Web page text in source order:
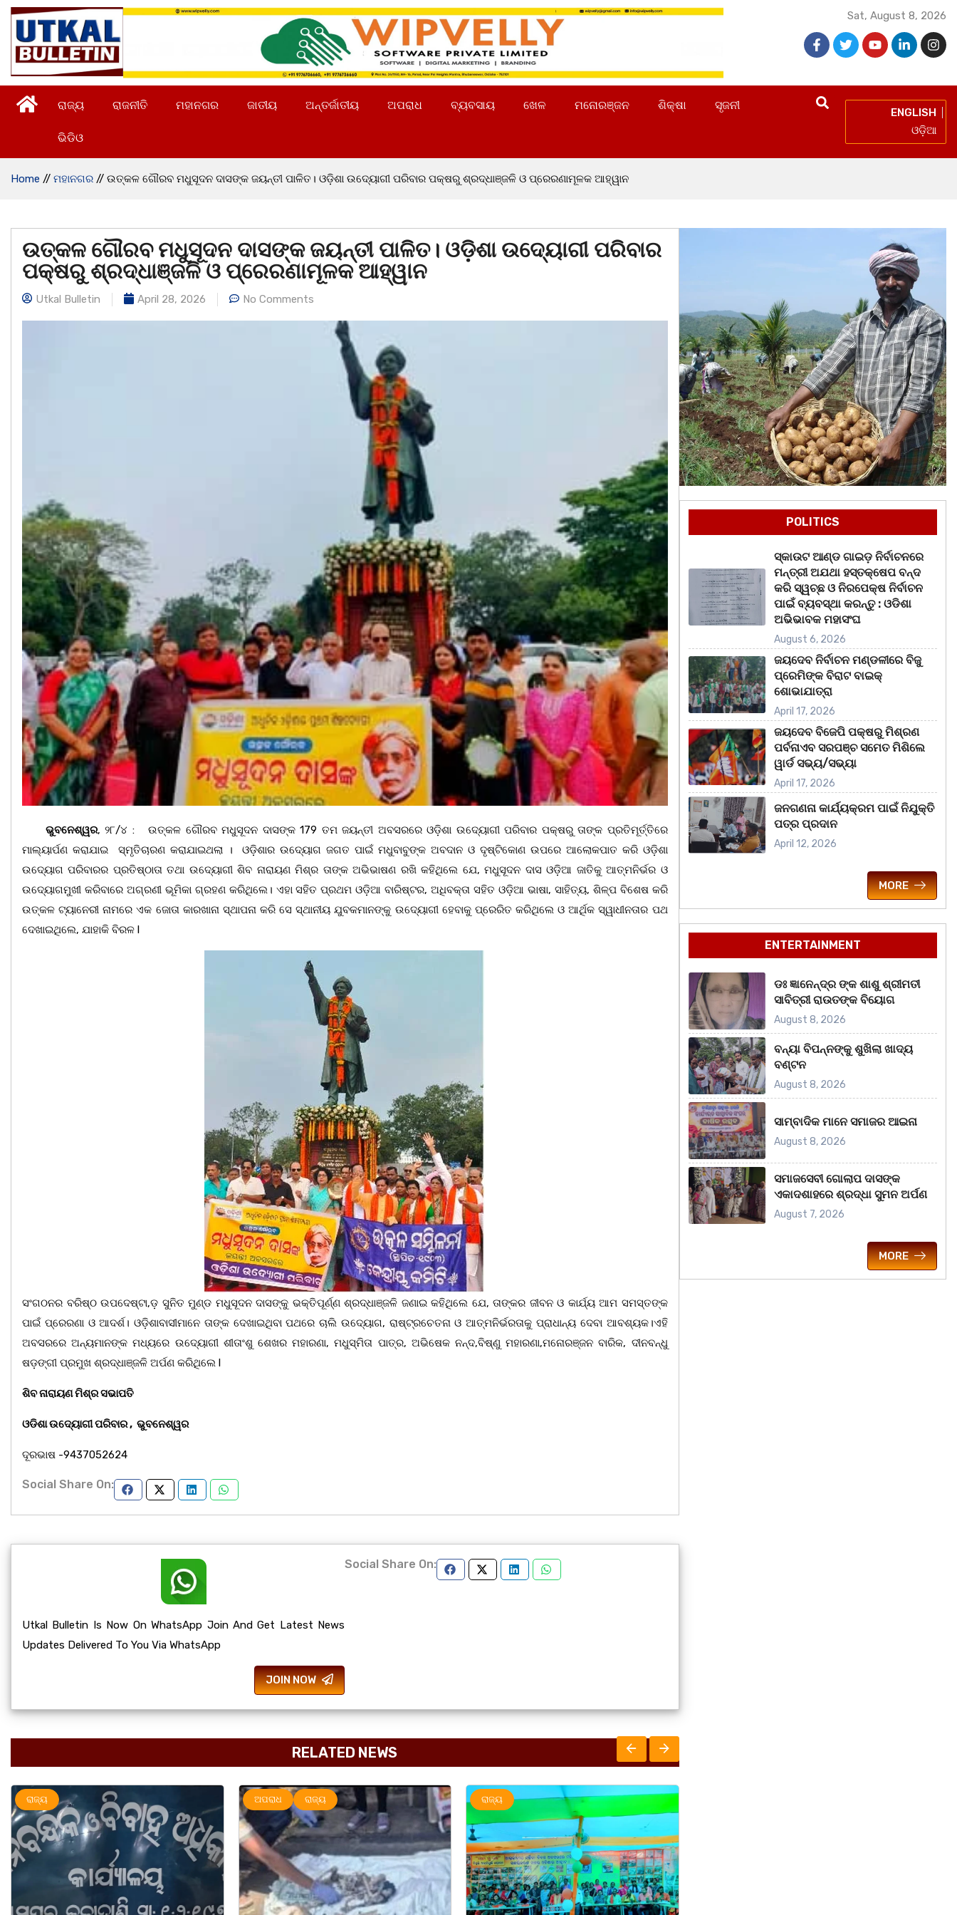
Sat, August 8, 2026
ରାଜ୍ୟ ରାଜନୀତି ମହାନଗର ଜାତୀୟ ଅନ୍ତର୍ଜାତୀୟ ଅପରାଧ ବ୍ୟବସାୟ ଖେଳ ମନୋରଞ୍ଜନ ଶିକ୍ଷା ସୃଜନୀ
ଭିଡିଓ
ENGLISH
ଓଡ଼ିଆ
Home // ମହାନଗର // ଉତ୍କଳ ଗୌରବ ମଧୁସୂଦନ ଦାସଙ୍କ ଜୟନ୍ତୀ ପାଳିତ। ଓଡ଼ିଶା ଉଦ୍ୟୋଗୀ ପରିବାର ପକ୍ଷରୁ ଶ୍ରଦ୍ଧାଞ୍ଜଳି ଓ ପ୍ରେରଣାମୂଳକ ଆହ୍ୱାନ
ଉତ୍କଳ ଗୌରବ ମଧୁସୂଦନ ଦାସଙ୍କ ଜୟନ୍ତୀ ପାଳିତ। ଓଡ଼ିଶା ଉଦ୍ୟୋଗୀ ପରିବାର
ପକ୍ଷରୁ ଶ୍ରଦ୍ଧାଞ୍ଜଳି ଓ ପ୍ରେରଣାମୂଳକ ଆହ୍ୱାନ
Utkal Bulletin April 28, 2026 No Comments
ଭୁବନେଶ୍ୱର, ୨୮/୪ : ଉତ୍କଳ ଗୌରବ ମଧୁସୂଦନ ଦାସଙ୍କ 179 ତମ ଜୟନ୍ତୀ ଅବସରରେ ଓଡ଼ିଶା ଉଦ୍ୟୋଗୀ ପରିବାର ପକ୍ଷରୁ ତାଙ୍କ ପ୍ରତିମୂର୍ତ୍ତିରେ
ମାଲ୍ୟାର୍ପଣ କରାଯାଇ ସ୍ମୃତିଚାରଣ କରାଯାଇଥଲା । ଓଡ଼ିଶାର ଉଦ୍ୟୋଗ ଜଗତ ପାଇଁ ମଧୁବାବୁଙ୍କ ଅବଦାନ ଓ ଦୃଷ୍ଟିକୋଣ ଉପରେ ଆଲୋକପାତ କରି ଓଡ଼ିଶା
ଉଦ୍ୟୋଗ ପରିବାରର ପ୍ରତିଷ୍ଠାତା ତଥା ଉଦ୍ୟୋଗୀ ଶିବ ନାରାୟଣ ମିଶ୍ର ତାଙ୍କ ଅଭିଭାଷଣ ରଖି କହିଥିଲେ ଯେ, ମଧୁସୂଦନ ଦାସ ଓଡ଼ିଆ ଜାତିକୁ ଆତ୍ମନିର୍ଭର ଓ
ଉଦ୍ୟୋଗମୁଖୀ କରିବାରେ ଅଗ୍ରଣୀ ଭୂମିକା ଗ୍ରହଣ କରିଥିଲେ। ଏହା ସହିତ ପ୍ରଥମ ଓଡ଼ିଆ ବାରିଷ୍ଟର, ଅଧିବକ୍ତା ସହିତ ଓଡ଼ିଆ ଭାଷା, ସାହିତ୍ୟ, ଶିଳ୍ପ ବିଶେଷ କରି
ଉତ୍କଳ ଟ୍ୟାନେରୀ ନାମରେ ଏକ ଜୋତା କାରଖାନା ସ୍ଥାପନା କରି ସେ ସ୍ଥାନୀୟ ଯୁବକମାନଙ୍କୁ ଉଦ୍ୟୋଗୀ ହେବାକୁ ପ୍ରେରିତ କରିଥିଲେ ଓ ଆର୍ଥିକ ସ୍ୱାଧୀନତାର ପଥ
ଦେଖାଇଥିଲେ, ଯାହାକି ବିରଳ l
ସଂଗଠନର ବରିଷ୍ଠ ଉପଦେଷ୍ଟା,ଡ଼ ସୁନିତ ମୁଣ୍ଡ ମଧୁସୂଦନ ଦାସଙ୍କୁ ଭକ୍ତିପୂର୍ଣ୍ଣ ଶ୍ରଦ୍ଧାଞ୍ଜଳି ଜଣାଇ କହିଥିଲେ ଯେ, ତାଙ୍କର ଜୀବନ ଓ କାର୍ଯ୍ୟ ଆମ ସମସ୍ତଙ୍କ
ପାଇଁ ପ୍ରେରଣା ଓ ଆଦର୍ଶ। ଓଡ଼ିଶାବାସୀମାନେ ତାଙ୍କ ଦେଖାଇଥିବା ପଥରେ ଚାଲି ଉଦ୍ୟୋଗ, ରାଷ୍ଟ୍ରଚେତନା ଓ ଆତ୍ମନିର୍ଭରତାକୁ ପ୍ରାଧାନ୍ୟ ଦେବା ଆବଶ୍ୟକ।ଏହି
ଅବସରରେ ଅନ୍ୟମାନଙ୍କ ମଧ୍ୟରେ ଉଦ୍ୟୋଗୀ ଶୀତାଂଶୁ ଶେଖର ମହାରଣା, ମଧୁସ୍ମିତା ପାତ୍ର, ଅଭିଷେକ ନନ୍ଦ,ବିଷ୍ଣୁ ମହାରଣା,ମନୋରଞ୍ଜନ ବାରିକ, ଦୀନବନ୍ଧୁ
ଷଡ଼ଙ୍ଗୀ ପ୍ରମୁଖ ଶ୍ରଦ୍ଧାଞ୍ଜଳି ଅର୍ପଣ କରିଥିଲେ l
ଶିବ ନାରାୟଣ ମିଶ୍ର ସଭାପତି
ଓଡିଶା ଉଦ୍ୟୋଗୀ ପରିବାର , ଭୁବନେଶ୍ୱର
ଦୂରଭାଷ -9437052624
Social Share On:
Utkal Bulletin Is Now On WhatsApp Join And Get Latest News
Updates Delivered To You Via WhatsApp
JOIN NOW
Social Share On:
RELATED NEWS
ଅପରାଧ ରାଜ୍ୟ ରାଜ୍ୟ ରାଜ୍ୟ
POLITICS
ସ୍କାଉଟ ଆଣ୍ଡ ଗାଇଡ଼ ନିର୍ବାଚନରେ
ମନ୍ତ୍ରୀ ଅଯଥା ହସ୍ତକ୍ଷେପ ବନ୍ଦ
କରି ସ୍ୱଚ୍ଛ ଓ ନିରପେକ୍ଷ ନିର୍ବାଚନ
ପାଇଁ ବ୍ୟବସ୍ଥା କରନ୍ତୁ : ଓଡିଶା
ଅଭିଭାବକ ମହାସଂଘ
August 6, 2026
ଜୟଦେବ ନିର୍ବାଚନ ମଣ୍ଡଳୀରେ ବିଜୁ
ପ୍ରେମିଙ୍କ ବିରାଟ ବାଇକ୍
ଶୋଭାଯାତ୍ରା
April 17, 2026
ଜୟଦେବ ବିଜେପି ପକ୍ଷରୁ ମିଶ୍ରଣ
ପର୍ବନାଏବ ସରପଞ୍ଚ ସମେତ ମିଶିଲେ
ୱାର୍ଡ ସଭ୍ୟ/ସଭ୍ୟା
April 17, 2026
ଜନଗଣନା କାର୍ଯ୍ୟକ୍ରମ ପାଇଁ ନିଯୁକ୍ତି
ପତ୍ର ପ୍ରଦାନ
April 12, 2026
MORE
ENTERTAINMENT
ଡଃ ଜ୍ଞାନେନ୍ଦ୍ର ଙ୍କ ଶାଶୁ ଶ୍ରୀମତୀ
ସାବିତ୍ରୀ ରାଉତଙ୍କ ବିୟୋଗ
August 8, 2026
ବନ୍ୟା ବିପନ୍ନଙ୍କୁ ଶୁଖିଲା ଖାଦ୍ୟ
ବଣ୍ଟନ
August 8, 2026
ସାମ୍ବାଦିକ ମାନେ ସମାଜର ଆଇନା
August 8, 2026
ସମାଜସେବୀ ଗୋଲାପ ଦାସଙ୍କ
ଏକାଦଶାହରେ ଶ୍ରଦ୍ଧା ସୁମନ ଅର୍ପଣ
August 7, 2026
MORE